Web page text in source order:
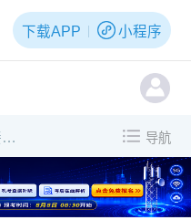
下载APP 小程序
传输与接入(有线) 导航